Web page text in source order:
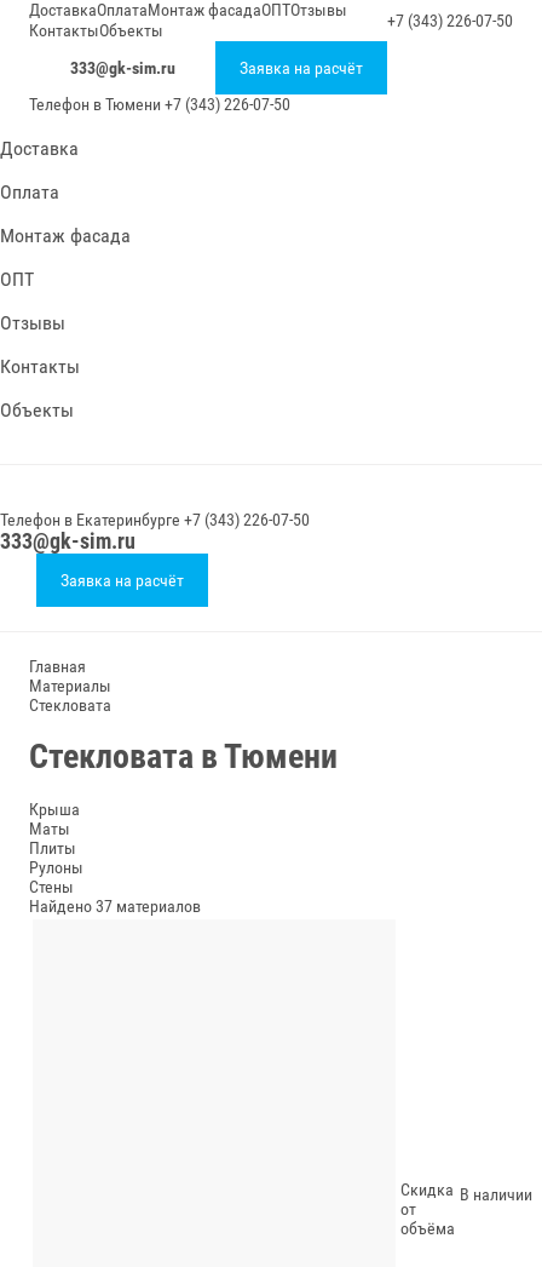
ДоставкаОплатаМонтаж фасадаОПТОтзывы
КонтактыОбъекты +7 (343) 226-07-50
333@gk-sim.ru
Заявка на расчёт
Телефон вТюмени +7 (343) 226-07-50
Доставка
Оплата
Монтаж фасада
ОПТ
Отзывы
Контакты
Объекты
Телефон в Екатеринбурге +7 (343) 226-07-50
333@gk-sim.ru
Заявка на расчёт
Главная
Материалы
Стекловата
Стекловата в Тюмени
Крыша
Маты
Плиты
Рулоны
Стены
Найдено 37 материалов
Скидка
от
объёма
В наличии